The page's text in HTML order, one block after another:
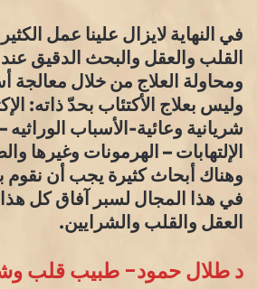
في النهاية لايزال علينا عمل
القلب والعقل والبحث الدقيق عند
ومحاولة العلاج من خلال معالجة
وليس بعلاج الأكتئاب بحدّ ذاته:
شريانية وعائية-الأسباب الوراثيه
الإلتهابات – الهرمونات وغيرها
وهناك أبحاث كثيرة يجب أن نقوم
في هذا المجال لسبر آفاق كل هذا
العقل والقلب والشرايين.
د طلال حمود- طبيب قلب